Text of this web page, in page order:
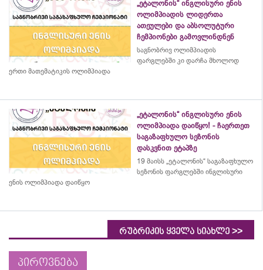
„ეტალონის“ ინგლისური ენის
ოლიმპიადის ლიდერთა
ათეულები და აბსოლუტური
ჩემპიონები გამოვლინდნენ
საგნობრივ ოლიმპიადის
ფარგლებში კი დარჩა მხოლოდ
ერთი მათემატიკის ოლიმპიადა
„ეტალონის“ ინგლისური ენის
ოლიმპიადა დაიწყო! - ჩაერთეთ
საგაზაფხულო სეზონის
დასკვნით ეტაპზე
19 მაისს „ეტალონის“ საგაზაფხულო
სეზონის ფარგლებში ინგლისური
ენის ოლიმპიადა დაიწყო
რუბრიკის ყველა სიახლე >>
პიროვნება